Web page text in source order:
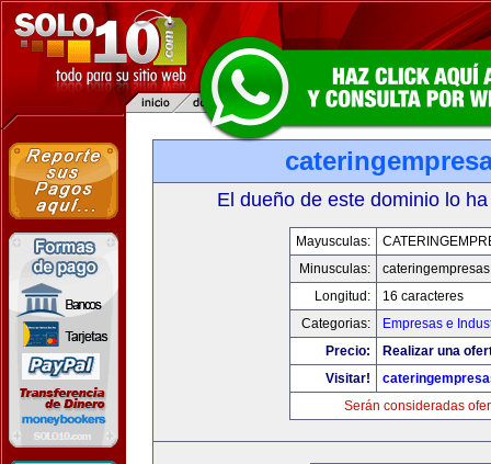
El dueño de este dominio lo
Mayusculas:
Minusculas:
Longitud:
16 caracteres
Categorias:
Empresas e
Precio:
Realizar una
Visitar!
Serán consideradas